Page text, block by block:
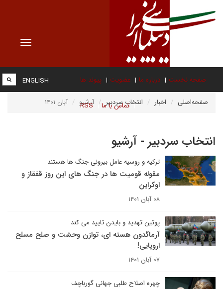
Toggle
صفحه نخست درباره ما عضویت پیوند ها
تماس با ما RSS
ENGLISH
صفحه‌اصلی اخبار انتخاب سردبیر آرشیو آبان ۱۴۰۱
انتخاب سردبیر - آرشیو
ترکیه و روسیه عامل بیرونی جنگ ها هستند
مقوله قومیت ها در جنگ های این روز قفقاز و
اوکراین
۰۸ آبان ۱۴۰۱
پوتین تهدید و بایدن تایید می کند
آرماگدون هسته ای، توازن وحشت و صلح مسلح
اروپایی!
۰۷ آبان ۱۴۰۱
چهره اصلاح طلبی جهانی گورباچف